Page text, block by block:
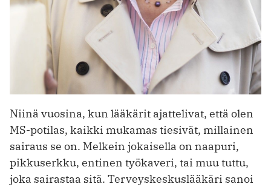
Niinä vuosina, kun lääkärit ajattelivat, että olen
MS-potilas, kaikki mukamas tiesivät, millainen
sairaus se on. Melkein jokaisella on naapuri,
pikkuserkku, entinen työkaveri, tai muu tuttu,
joka sairastaa sitä. Terveyskeskuslääkäri sanoi